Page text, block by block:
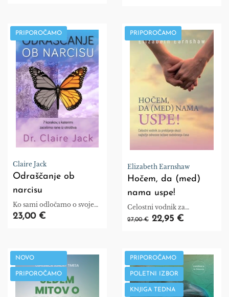
kampiranju.
PRIPOROČAMO
Claire Jack
Odraščanje ob
narcisu
Ko sami odločamo o svojem
življenju in sprejemamo
23,00 €
PRIPOROČAMO
Elizabeth Earnshaw
Hočem, da (med)
nama uspe!
Celostni vodnik za
prebijanje skozi najtežje
27,00 € 22,95 €
NOVO
PRIPOROČAMO
PRIPOROČAMO
POLETNI IZBOR
KNJIGA TEDNA